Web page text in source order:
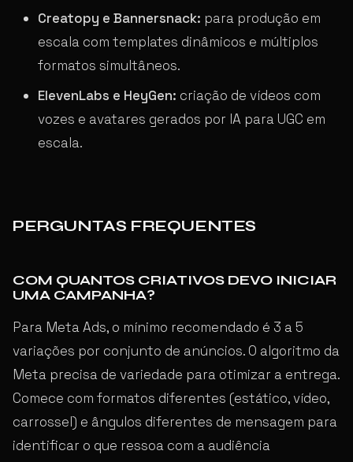
Creatopy e Bannersnack: para produção em
escala com templates dinâmicos e múltiplos
formatos simultâneos.
ElevenLabs e HeyGen: criação de vídeos com
vozes e avatares gerados por IA para UGC em
escala.
PERGUNTAS FREQUENTES
COM QUANTOS CRIATIVOS DEVO INICIAR
UMA CAMPANHA?
Para Meta Ads, o mínimo recomendado é 3 a 5
variações por conjunto de anúncios. O algoritmo da
Meta precisa de variedade para otimizar a entrega.
Comece com formatos diferentes (estático, vídeo,
carrossel) e ângulos diferentes de mensagem para
identificar o que ressoa com a audiência